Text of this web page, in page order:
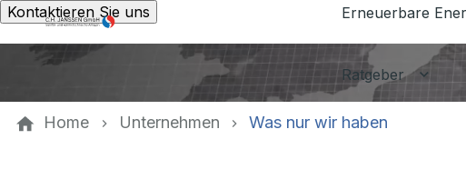
Kontaktieren Sie uns Erneuerbare
Ratgeber
Home Unternehmen Was nur wir haben